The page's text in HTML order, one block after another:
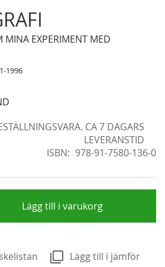
MINA EXPERIMENT MED
1996
CA 7 DAGARS
LEVERANSTID
ISBN
978-91-7580-136-0
Lägg till i varukorg
Lägg till i jämför